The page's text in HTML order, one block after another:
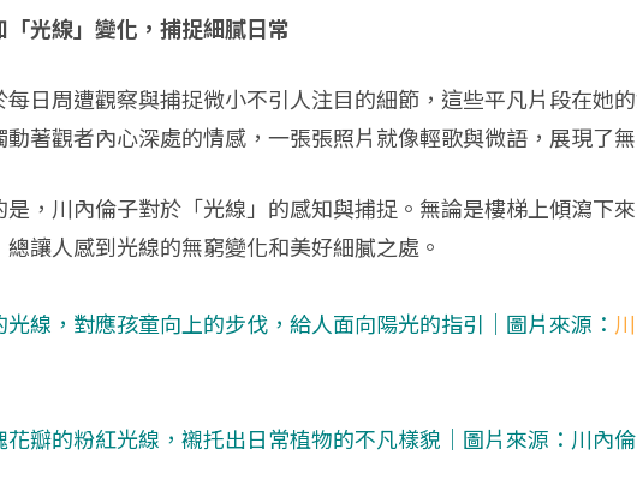
光線」變化，捕捉細膩日常
每日周遭觀察與捕捉微小不引人注目的細節，這些平凡片段在她
著觀者內心深處的情感，一張張照片就像輕歌與微語，展現了
，川內倫子對於「光線」的感知與捕捉。無論是樓梯上傾瀉下
讓人感到光線的無窮變化和美好細膩之處。
線，對應孩童向上的步伐，給人面向陽光的指引｜圖片來源：
瓣的粉紅光線，襯托出日常植物的不凡樣貌｜圖片來源： 川內